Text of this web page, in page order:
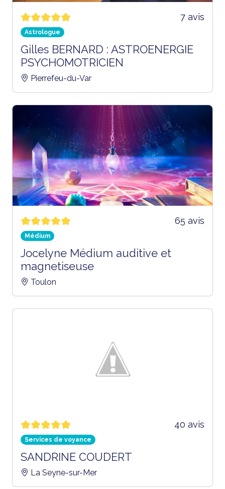
7 avis
Astrologue
Gilles BERNARD : ASTROENERGIE
PSYCHOMOTRICIEN
Pierrefeu-du-Var
65 avis
Médium
Jocelyne Médium auditive et
magnetiseuse
Toulon
40 avis
Services de voyance
SANDRINE COUDERT
La Seyne-sur-Mer